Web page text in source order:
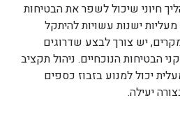
חיוני שיכול לשפר את הבטיחות
מעליות ישנות עשויות להיתקל
יש צורך לבצע שדרוגים
הבטיחות הנוכחיים. ניהול תקציב
יכול למנוע בזבוז כספים
יעילה.